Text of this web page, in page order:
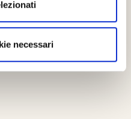
necessari